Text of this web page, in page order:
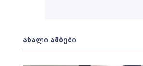
ახალი ამბები